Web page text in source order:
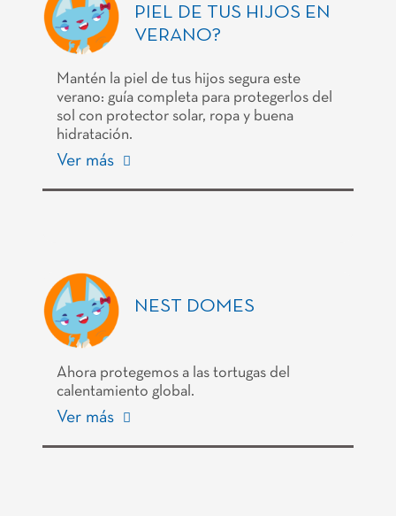
PIEL DE TUS HIJOS EN
VERANO?
Mantén la piel de tus hijos segura este
verano: guía completa para protegerlos del
sol con protector solar, ropa y buena
hidratación.
Ver más
NEST DOMES
Ahora protegemos a las tortugas del
calentamiento global.
Ver más